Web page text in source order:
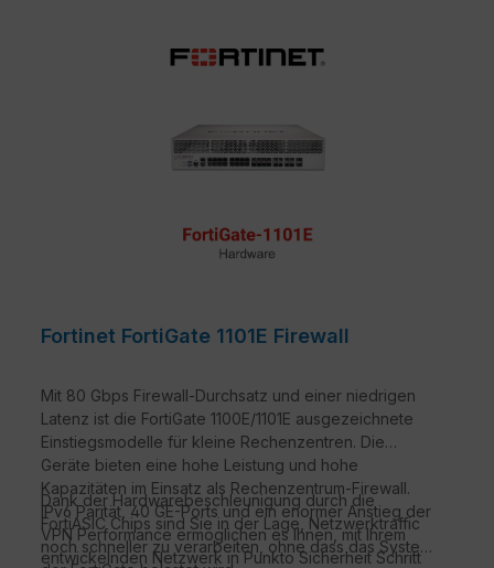
Fortinet FortiGate 1101E Firewall
Mit 80 Gbps Firewall-Durchsatz und einer niedrigen
Latenz ist die FortiGate 1100E/1101E ausgezeichnete
Einstiegsmodelle für kleine Rechenzentren. Die
Geräte bieten eine hohe Leistung und hohe
Kapazitäten im Einsatz als Rechenzentrum-Firewall.
IPv6 Parität, 40 GE-Ports und ein enormer Anstieg der
VPN Performance ermöglichen es Ihnen, mit Ihrem
entwickelnden Netzwerk in Punkto Sicherheit Schritt
Dank der Hardwarebeschleunigung durch die
FortiASIC Chips sind Sie in der Lage, Netzwerktraffic
noch schneller zu verarbeiten, ohne dass das System